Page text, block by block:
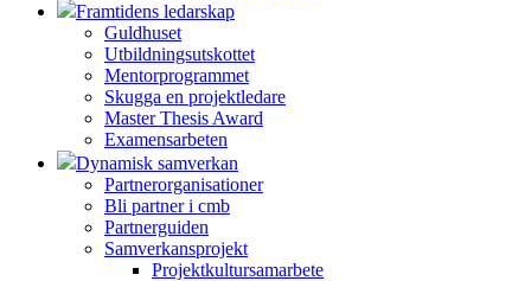
Framtidens ledarskap
Guldhuset
Utbildningsutskottet
Mentorprogrammet
Skugga en projektledare
Master Thesis Award
Examensarbeten
Dynamisk samverkan
Partnerorganisationer
Bli partner i cmb
Partnerguiden
Samverkansprojekt
Projektkultursamarbete